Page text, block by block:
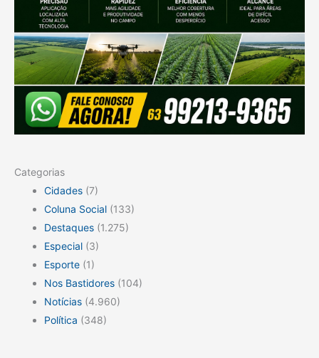
Categorias
Cidades (7)
Coluna Social (133)
Destaques (1.275)
Especial (3)
Esporte (1)
Nos Bastidores (104)
Notícias (4.960)
Política (348)